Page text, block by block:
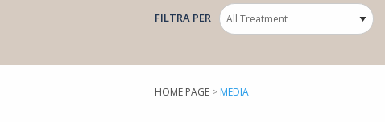
FILTRA PER
HOME PAGE > MEDIA